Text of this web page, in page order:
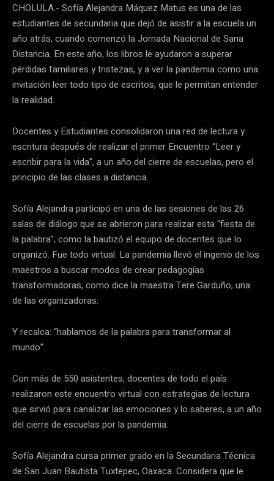
CHOLULA.- Sofía Alejandra Máquez Matus es una de las
estudiantes de secundaria que dejó de asistir a la escuela un
año atrás, cuando comenzó la Jornada Nacional de Sana
Distancia. En este año, los libros le ayudaron a superar
pérdidas familiares y tristezas, y a ver la pandemia como una
invitación leer todo tipo de escritos, que le permitan entender
la realidad.
Docentes y Estudiantes consolidaron una red de lectura y
escritura después de realizar el primer Encuentro “Leer y
escribir para la vida”, a un año del cierre de escuelas, pero el
principio de las clases a distancia.
Sofía Alejandra participó en una de las sesiones de las 26
salas de diálogo que se abrieron para realizar esta “fiesta de
la palabra”, como la bautizó el equipo de docentes que lo
organizó. Fue todo virtual. La pandemia llevó el ingenio de los
maestros a buscar modos de crear pedagogías
transformadoras, como dice la maestra Tere Garduño, una
de las organizadoras.
Y recalca: “hablamos de la palabra para transformar al
mundo”.
Con más de 550 asistentes, docentes de todo el país
realizaron este encuentro virtual con estrategias de lectura
que sirvió para canalizar las emociones y lo saberes, a un año
del cierre de escuelas por la pandemia.
Sofía Alejandra cursa primer grado en la Secundaria Técnica
de San Juan Bautista Tuxtepec, Oaxaca. Considera que le